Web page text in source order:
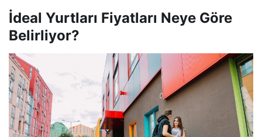
İdeal Yurtları Fiyatları Neye Göre
Belirliyor?